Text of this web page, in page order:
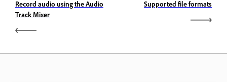
Record audio using the Audio
Track Mixer
Supported file formats